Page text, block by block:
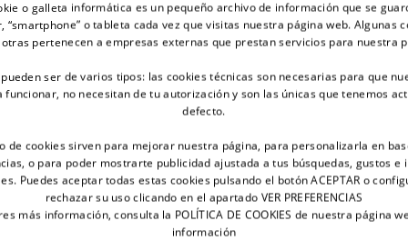
nos estamos refiriendo a un término bastante amplio,
su temperamento, tamaño, fuerza o comportamientosi
ligado a una clasificación legal española
más bien a una percepción o experiencia
puede variar mucho según cada contexto!
o galleta informática es un pequeño archivo de información que se
“smartphone” o tableta cada vez que visitas nuestra página web. Algunas
pertenecen a empresas externas que prestan servicios para nuestra
pueden ser de varios tipos: las cookies técnicas son necesarias para que
funcionar, no necesitan de tu autorización y son las únicas que tenemos
defecto.
de cookies sirven para mejorar nuestra página, para personalizarla en
o para poder mostrarte publicidad ajustada a tus búsquedas, gustos e
Puedes aceptar todas estas cookies pulsando el botón ACEPTAR o
rechazar su uso clicando en el apartado VER PREFERENCIAS
más información, consulta la POLÍTICA DE COOKIES de nuestra página
información